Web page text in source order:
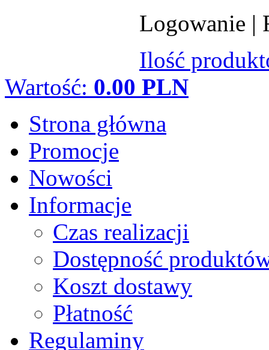
Logowanie |
Ilość
Wartość: 0.00 PLN
Strona główna
Promocje
Nowości
Informacje
Czas realizacji
Dostępność
Koszt dostawy
Płatność
Regulaminy